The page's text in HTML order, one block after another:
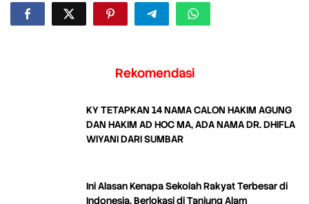
Rekomendasi
KY TETAPKAN 14 NAMA CALON HAKIM AGUNG
DAN HAKIM AD HOC MA, ADA NAMA DR. DHIFLA
WIYANI DARI SUMBAR
Ini Alasan Kenapa Sekolah Rakyat Terbesar di
Indonesia, Berlokasi di Tanjung Alam